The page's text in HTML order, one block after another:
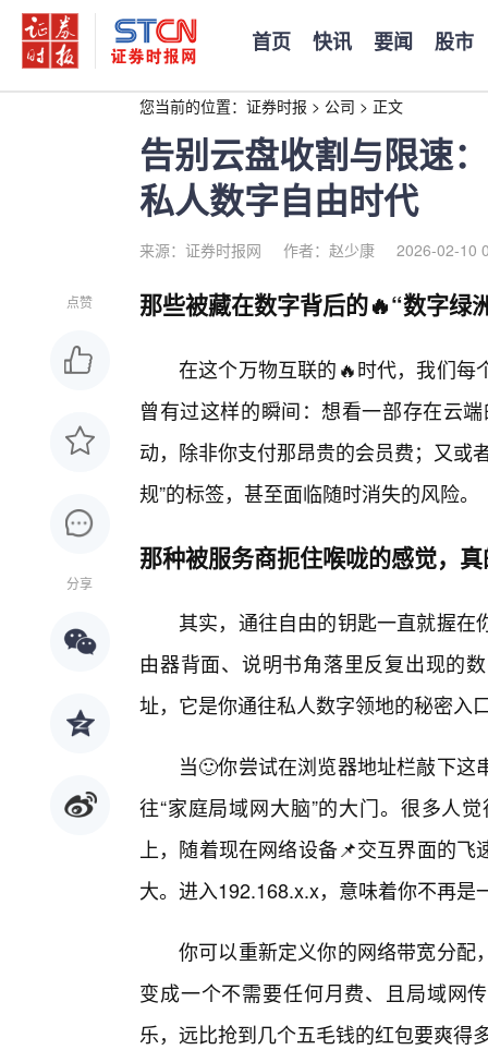
首页 快讯 要闻 股市
您当前的位置： 证券时报 > 公司 > 正文
告别云盘收割与限速
私人数字自由时代
来源：证券时报网 作者：赵少康 2026-02-10
点赞
分享
那些被藏在数字背后的🔥“数字绿
在这个万物互联的🔥时代，我们每
曾有过这样的瞬间：想看一部存在云
动，除非你支付那昂贵的会员费；又或
规”的标签，甚至面临随时消失的风险。
那种被服务商扼住喉咙的感觉，
其实，通往自由的钥匙一直就握
由器背面、说明书角落里反复出现的
址，它是你通往私人数字领地的秘密入
当🙂你尝试在浏览器地址栏敲下
往“家庭局域网大脑”的大门。很多人
上，随着现在网络设备📌交互界面的
大。进入192.168.x.x，意味着你不再
你可以重新定义你的网络带宽分配
变成一个不需要任何月费、且局域网
乐，远比抢到几个五毛钱的红包要爽得